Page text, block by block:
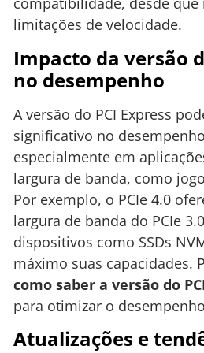
limitações de velocidade.
Impacto da versão
no desempenho
A versão do PCI Express
significativo no
especialmente em
largura de banda, como
Por exemplo, o PCIe 4.0
largura de banda do PCIe
dispositivos como SSDs
máximo suas capacidades.
como saber a versão do
para otimizar o
Atualizações e